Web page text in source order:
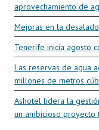
aprovechamiento de
Mejoras en la
Tenerife inicia agosto
Las reservas de agua
millones de metros
Ashotel lidera la
un ambicioso proyecto